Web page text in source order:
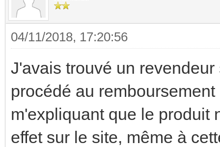
04/11/2018, 17:20:56
J'avais trouvé un
procédé au
m'expliquant que le produit
effet sur le site, même à